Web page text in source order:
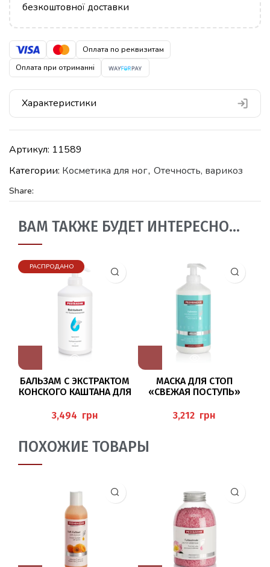
безкоштовної доставки
Оплата по реквизитам
Оплата при отриманні
Характеристики
Артикул: 11589
Категории: Косметика для ног, Отечность, варикоз
Share:
ВАМ ТАКЖЕ БУДЕТ ИНТЕРЕСНО…
РАСПРОДАНО
БАЛЬЗАМ С ЭКСТРАКТОМ
КОНСКОГО КАШТАНА ДЛЯ
(BEINBALSAM),
PEDIBAEHR
грн
МАСКА ДЛЯ СТОП
«СВЕЖАЯ ПОСТУПЬ»
грн
ПОХОЖИЕ ТОВАРЫ